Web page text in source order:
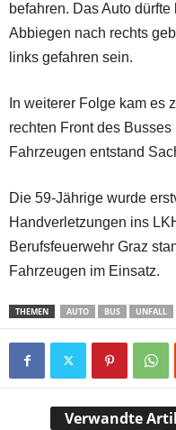
befahren. Das Auto
Abbiegen nach rechts
links gefahren sein.
In weiterer Folge kam es
rechten Front des
Fahrzeugen entstand
Die 59-Jährige wurde
Handverletzungen ins
Berufsfeuerwehr Graz
Fahrzeugen im Einsatz.
THEMEN AUTO BUS UNFALL
Verwandte